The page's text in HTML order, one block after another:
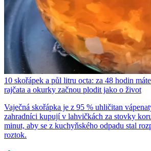
10 skořápek a půl litru octa: za 48 hodin
rajčata a okurky začnou plodit jako o život
Vaječná skořápka je z 95 % uhličitan
zahradníci kupují v lahvičkách za stovky
minut, aby se z kuchyňského odpadu stal
roztok.